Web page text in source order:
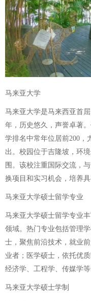
马来亚大学
马来亚大学是马来西亚首
年，历史悠久，声誉卓著
学排名中常年位居前200，
出。校园位于吉隆坡，环
围。该校注重国际交流，
换项目和实习机会，培养
马来亚大学硕士留学专业
马来亚大学硕士留学专业
领域。热门专业包括管理
士，聚焦前沿技术，就业
业者；医学硕士，依托优
经济学、工程学、传媒学
马来亚大学硕士学制